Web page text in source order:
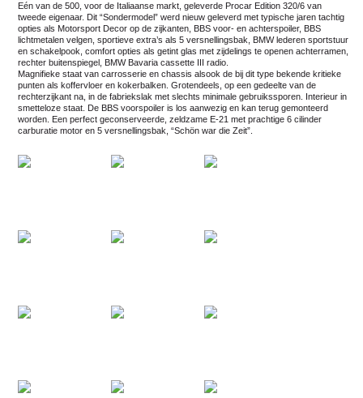
Eén van de 500, voor de Italiaanse markt, geleverde Procar Edition 320/6 van
tweede eigenaar. Dit “Sondermodel” werd nieuw geleverd met typische jaren tachtig
opties als Motorsport Decor op de zijkanten, BBS voor- en achterspoiler, BBS
lichtmetalen velgen, sportieve extra’s als 5 versnellingsbak, BMW lederen sportstuur
en schakelpook, comfort opties als getint glas met zijdelings te openen achterramen,
rechter buitenspiegel, BMW Bavaria cassette III radio.
Magnifieke staat van carrosserie en chassis alsook de bij dit type bekende kritieke
punten als koffervloer en kokerbalken. Grotendeels, op een gedeelte van de
rechterzijkant na, in de fabriekslak met slechts minimale gebruikssporen. Interieur in
smetteloze staat. De BBS voorspoiler is los aanwezig en kan terug gemonteerd
worden. Een perfect geconserveerde, zeldzame E-21 met prachtige 6 cilinder
carburatie motor en 5 versnellingsbak, “Schön war die Zeit”.